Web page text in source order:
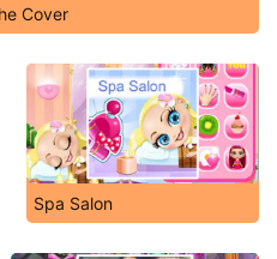
Cover
Spa Salon